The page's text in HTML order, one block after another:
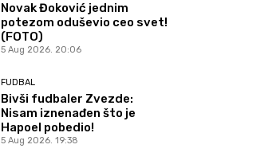
Novak Đoković jednim
potezom oduševio ceo svet!
(FOTO)
5 Aug 2026. 20:06
FUDBAL
Bivši fudbaler Zvezde:
Nisam iznenađen što je
Hapoel pobedio!
5 Aug 2026. 19:38